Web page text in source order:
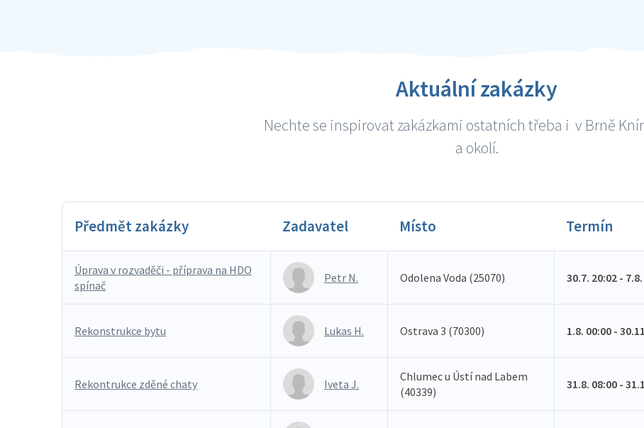
Aktuální zakázky
Nechte se inspirovat zakázkami ostatních třeba i v Brně
a okolí.
Předmět zakázky Zadavatel Místo Termín
Úprava v rozvaděči - příprava na HDO
spínač
Petr N. Odolena Voda (25070) 30.7. 20:02 -
Rekonstrukce bytu Lukas H. Ostrava 3 (70300) 1.8. 00:00 -
Rekontrukce zděné chaty Iveta J.
Chlumec u Ústí nad Labem
(40339)
31.8. 08:00 -